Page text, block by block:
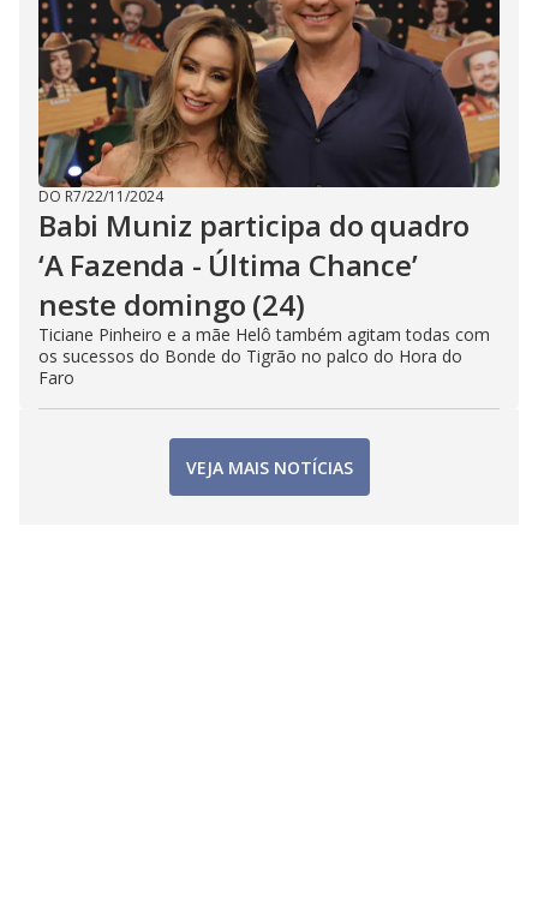
DO R7/22/11/2024
Babi Muniz participa do quadro
‘A Fazenda - Última Chance’
neste domingo (24)
Ticiane Pinheiro e a mãe Helô também agitam todas com
os sucessos do Bonde do Tigrão no palco do Hora do
Faro
VEJA MAIS NOTÍCIAS